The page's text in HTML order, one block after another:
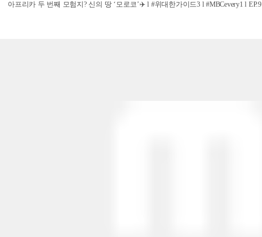
아프리카 두 번째 모험지? 신의 땅 ‘모로코’✈️ l #위대한가이드3 l #MBCevery1 l EP.9